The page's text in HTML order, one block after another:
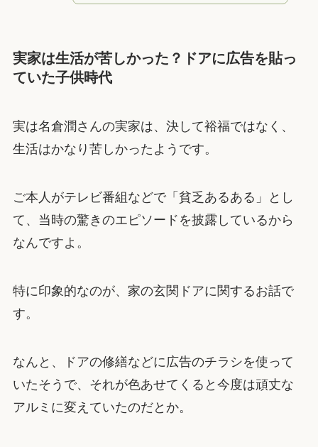
実家は生活が苦しかった？ドアに広告を貼っ
ていた子供時代
実は名倉潤さんの実家は、決して裕福ではなく、
生活はかなり苦しかったようです。
ご本人がテレビ番組などで「貧乏あるある」とし
て、当時の驚きのエピソードを披露しているから
なんですよ。
特に印象的なのが、家の玄関ドアに関するお話で
す。
なんと、ドアの修繕などに広告のチラシを使って
いたそうで、それが色あせてくると今度は頑丈な
アルミに変えていたのだとか。